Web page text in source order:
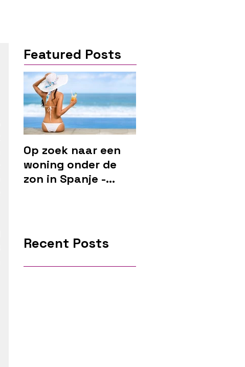
Featured Posts
Op zoek naar een
woning onder de
zon in Spanje -
Recent Posts